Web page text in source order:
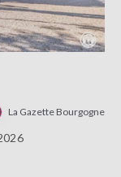
La Gazette Bourgogne